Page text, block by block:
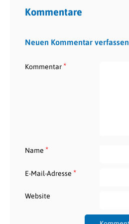
Kommentare
Neuen Kommentar verfassen
Kommentar*
Name *
E-Mail-Adresse *
Website